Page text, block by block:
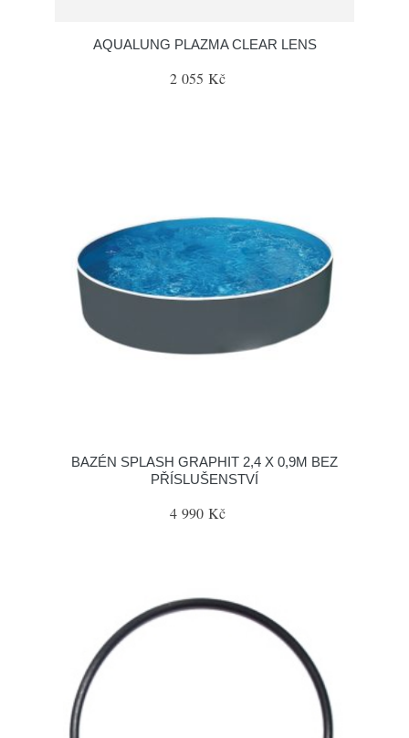
AQUALUNG PLAZMA CLEAR LENS
2 055 Kč
BAZÉN SPLASH GRAPHIT 2,4 X 0,9M BEZ
PŘÍSLUŠENSTVÍ
4 990 Kč